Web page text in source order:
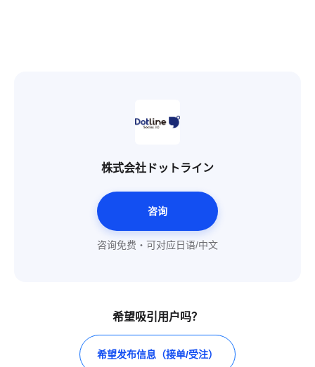
株式会社ドットライン
咨询
咨询免费・可对应日语/中文
希望吸引用户吗？
希望发布信息（接单/受注）